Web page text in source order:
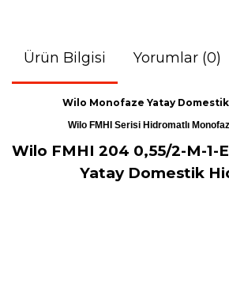
Ürün Bilgisi Yorumlar (0)
Wilo Monofaze Yatay
Wilo FMHI Serisi Hidromatlı
Wilo FMHI 204 0,55/2-M-1-
Yatay Domestik